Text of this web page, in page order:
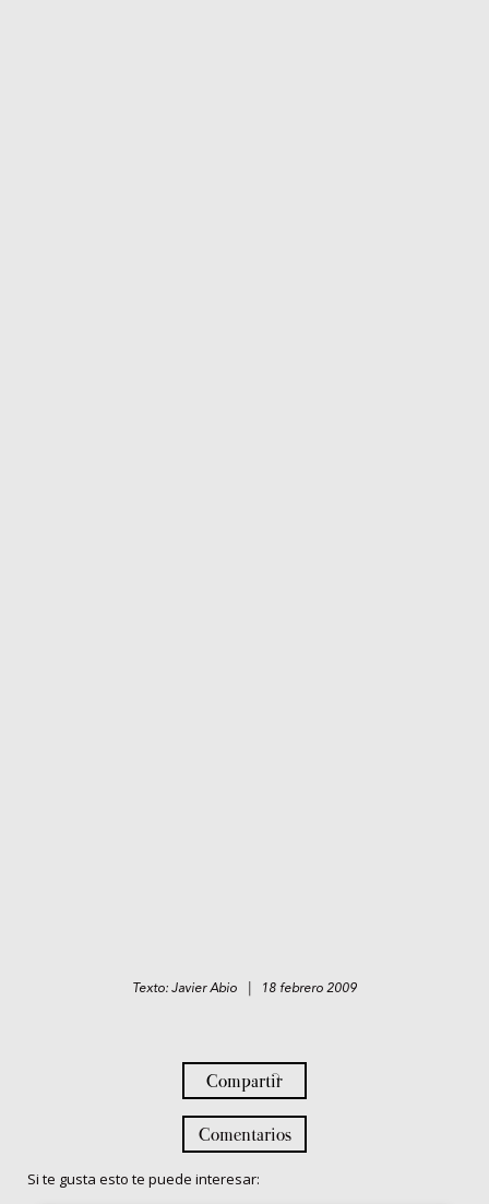
Texto: Javier Abio | 18 febrero 2009
Compartir
Comentarios
Si te gusta esto te puede interesar: